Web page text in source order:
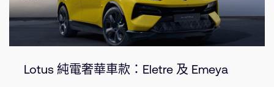
Lotus 純電奢華車款：Eletre 及 Emeya